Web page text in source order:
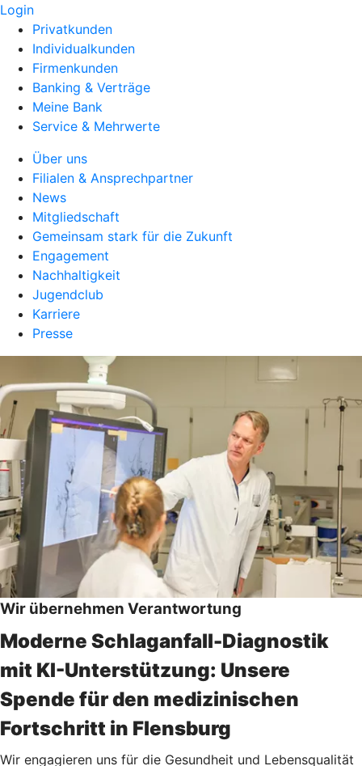
Login
Privatkunden
Individualkunden
Firmenkunden
Banking & Verträge
Meine Bank
Service & Mehrwerte
Über uns
Filialen & Ansprechpartner
News
Mitgliedschaft
Gemeinsam stark für die Zukunft
Engagement
Nachhaltigkeit
Jugendclub
Karriere
Presse
Wir übernehmen Verantwortung
Moderne Schlaganfall-Diagnostik
mit KI-Unterstützung: Unsere
Spende für den medizinischen
Fortschritt in Flensburg
Wir engagieren uns für die Gesundheit und Lebensqualität